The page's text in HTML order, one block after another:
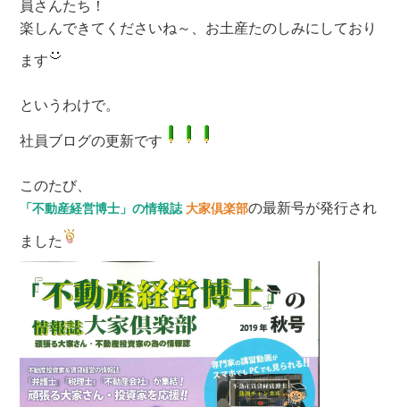
員さんたち！
楽しんできてくださいね～、お土産たのしみにしており
ます
というわけで。
社員ブログの更新です
このたび、
「不動産経営博士」の情報誌 大家倶楽部の最新号が発行され
ました